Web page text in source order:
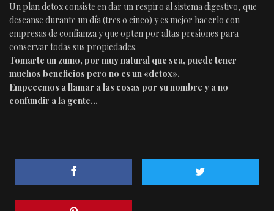
Un plan detox consiste en dar un respiro al sistema digestivo, que
descanse durante un día (tres o cinco) y es mejor hacerlo con
empresas de confianza y que opten por altas presiones para
conservar todas sus propiedades.
Tomarte un zumo, por muy natural que sea, puede tener
muchos beneficios pero no es un «detox».
Empecemos a llamar a las cosas por su nombre y a no
confundir a la gente…